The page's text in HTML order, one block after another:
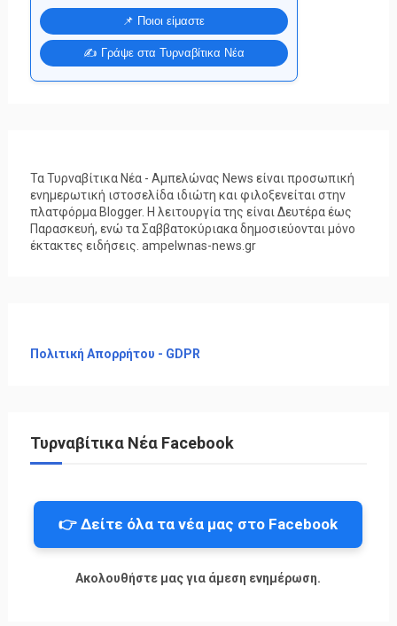
📌 Ποιοι είμαστε
✍️ Γράψε στα Τυρναβίτικα Νέα
Τα Τυρναβίτικα Νέα - Αμπελώνας News είναι προσωπική
ενημερωτική ιστοσελίδα ιδιώτη και φιλοξενείται στην
πλατφόρμα Blogger. Η λειτουργία της είναι Δευτέρα έως
Παρασκευή, ενώ τα Σαββατοκύριακα δημοσιεύονται μόνο
έκτακτες ειδήσεις. ampelwnas-news.gr
Πολιτική Απορρήτου - GDPR
Τυρναβίτικα Νέα Facebook
👉 Δείτε όλα τα νέα μας στο Facebook
Ακολουθήστε μας για άμεση ενημέρωση.